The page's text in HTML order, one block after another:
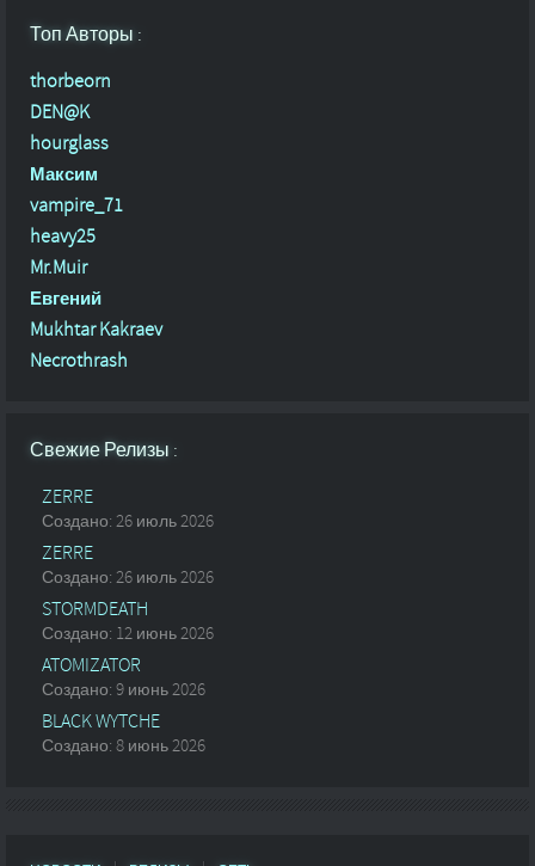
Топ Авторы :
thorbeorn
DEN@K
hourglass
Максим
vampire_71
heavy25
Mr.Muir
Евгений
Mukhtar Kakraev
Necrothrash
Свежие Релизы :
ZERRE
Создано: 26 июль 2026
ZERRE
Создано: 26 июль 2026
STORMDEATH
Создано: 12 июнь 2026
ATOMIZATOR
Создано: 9 июнь 2026
BLACK WYTCHE
Создано: 8 июнь 2026